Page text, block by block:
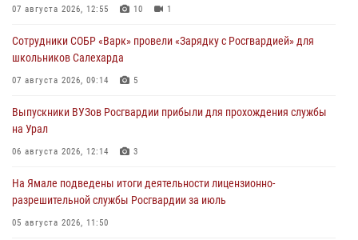
07 августа 2026, 12:55 10 1
Сотрудники СОБР «Варк» провели «Зарядку с Росгвардией» для
школьников Салехарда
07 августа 2026, 09:14 5
Выпускники ВУЗов Росгвардии прибыли для прохождения службы
на Урал
06 августа 2026, 12:14 3
На Ямале подведены итоги деятельности лицензионно-
разрешительной службы Росгвардии за июль
05 августа 2026, 11:50